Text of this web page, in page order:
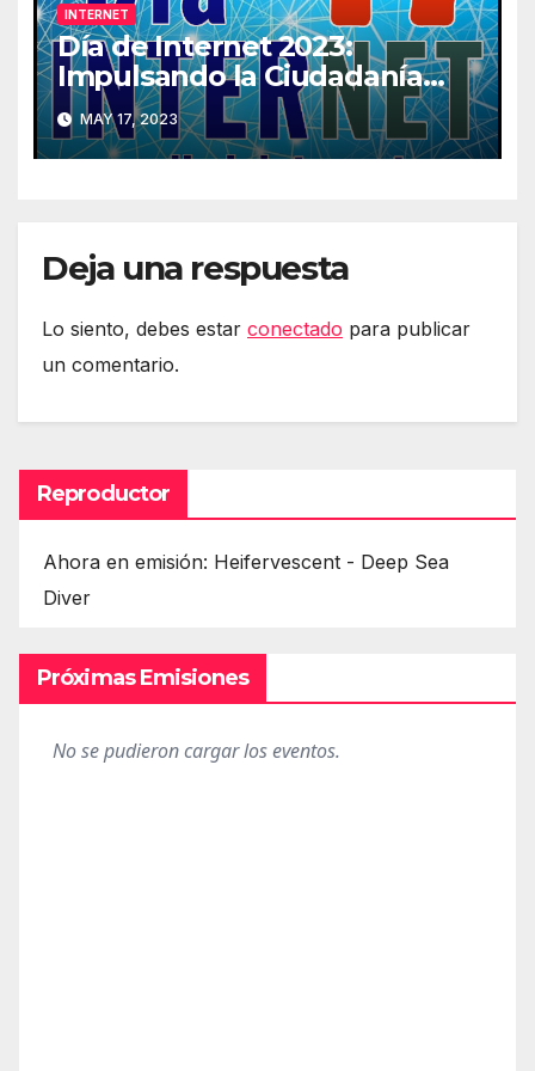
INTERNET
Día de Internet 2023:
Impulsando la Ciudadanía
Digital
MAY 17, 2023
Deja una respuesta
Lo siento, debes estar conectado para publicar
un comentario.
Reproductor
Ahora en emisión: Heifervescent - Deep Sea
Diver
Próximas Emisiones